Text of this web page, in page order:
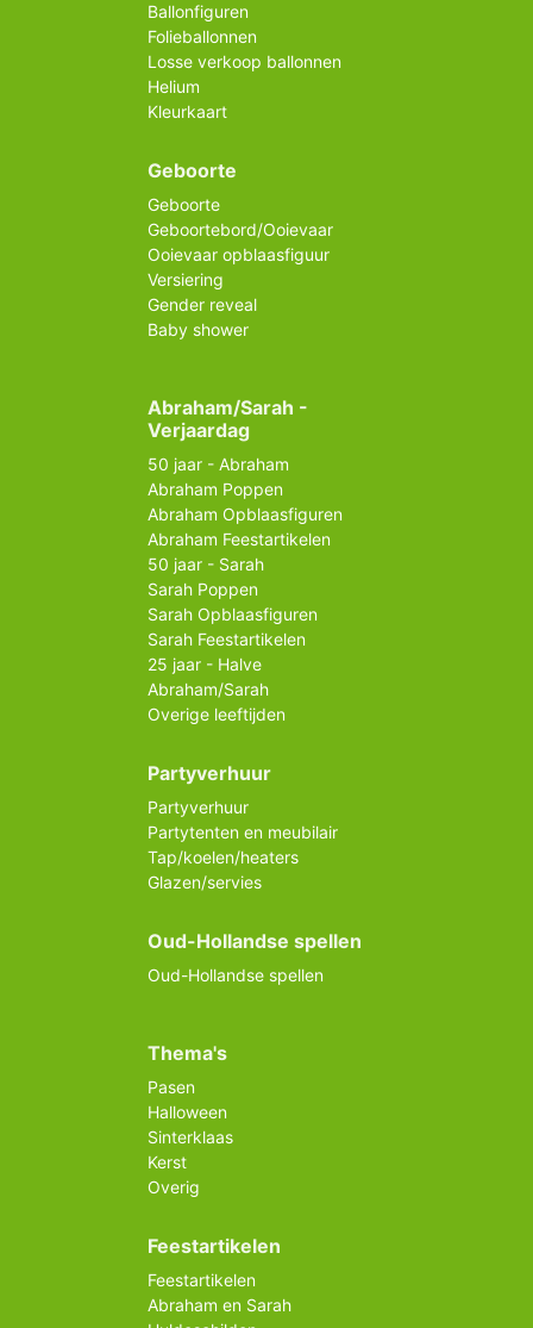
Ballonfiguren
Folieballonnen
Losse verkoop ballonnen
Helium
Kleurkaart
Geboorte
Geboorte
Geboortebord/Ooievaar
Ooievaar opblaasfiguur
Versiering
Gender reveal
Baby shower
Abraham/Sarah -
Verjaardag
50 jaar - Abraham
Abraham Poppen
Abraham Opblaasfiguren
Abraham Feestartikelen
50 jaar - Sarah
Sarah Poppen
Sarah Opblaasfiguren
Sarah Feestartikelen
25 jaar - Halve
Abraham/Sarah
Overige leeftijden
Partyverhuur
Partyverhuur
Partytenten en meubilair
Tap/koelen/heaters
Glazen/servies
Oud-Hollandse spellen
Oud-Hollandse spellen
Thema's
Pasen
Halloween
Sinterklaas
Kerst
Overig
Feestartikelen
Feestartikelen
Abraham en Sarah